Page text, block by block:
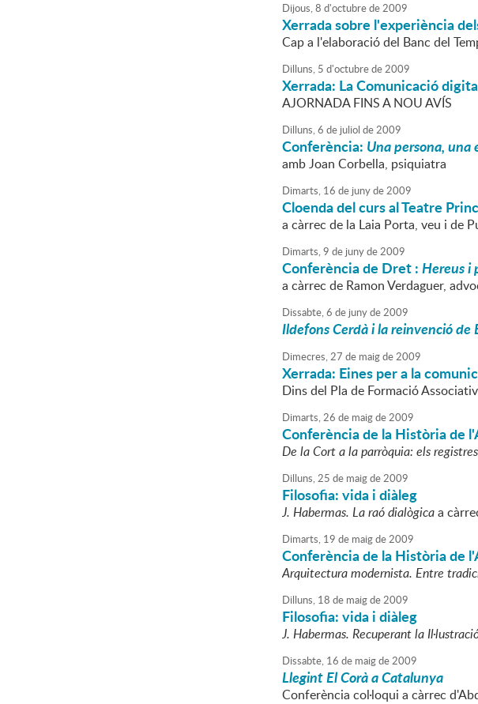
Dijous,8 d'octubrede2009
Xerrada sobre l'experiència
Cap a l'elaboració del Banc del
Dilluns, 5 d'octubrede2009
Xerrada: La Comunicació
AJORNADA FINS A NOU AVÍS
Dilluns,6 de juliol de2009
Conferència: Una persona, una
amb Joan Corbella, psiquiatra
Dimarts, 16 de junyde2009
Cloenda del curs al Teatre
a càrrec de la Laia Porta, veu i de
Dimarts,9 de junyde2009
Conferència de Dret :Hereus i
a càrrec de Ramon Verdaguer,
Dissabte,6 de junyde2009
Ildefons Cerdà i la reinvenció de
Dimecres,27 de maigde2009
Xerrada: Eines per a la
Dins del Pla de Formació
Dimarts,26 de maigde2009
Conferència de la Història de
De la Cort a la parròquia: els
Dilluns,25 de maigde2009
Filosofia: vida i diàleg
J. Habermas. La raó dialògicaa
Dimarts, 19 de maigde2009
Conferència de la Història de
Arquitectura modernista. Entre
Dilluns, 18 de maigde2009
Filosofia: vida i diàleg
J. Habermas. Recuperant la
Dissabte, 16 de maigde2009
Llegint El Corà a Catalunya
Conferència col·loqui a càrrec